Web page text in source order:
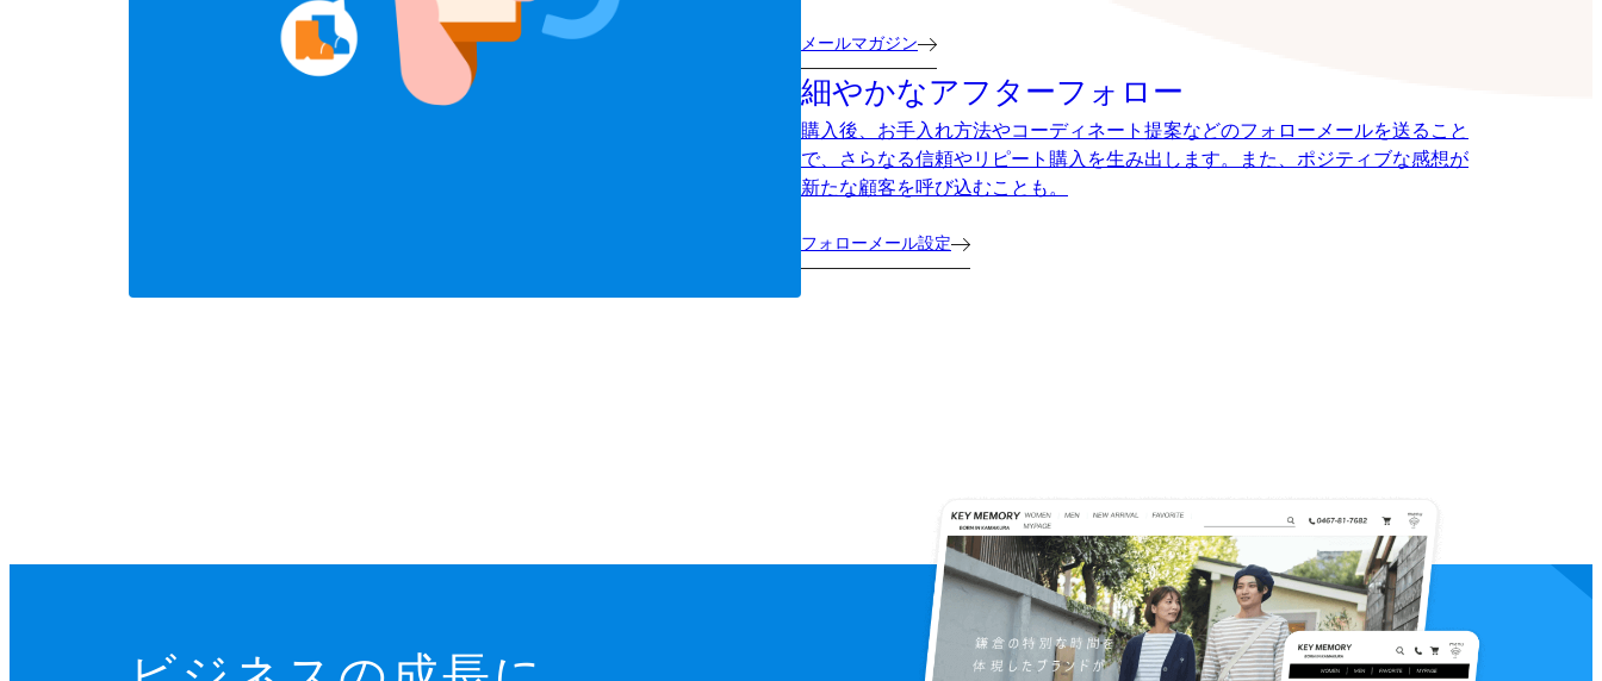
メールマガジン
細やかなアフターフォロー
購入後、お手入れ方法やコーディネート提案などのフォローメールを送ること
で、さらなる信頼やリピート購入を生み出します。また、ポジティブな感想が
新たな顧客を呼び込むことも。
フォローメール設定